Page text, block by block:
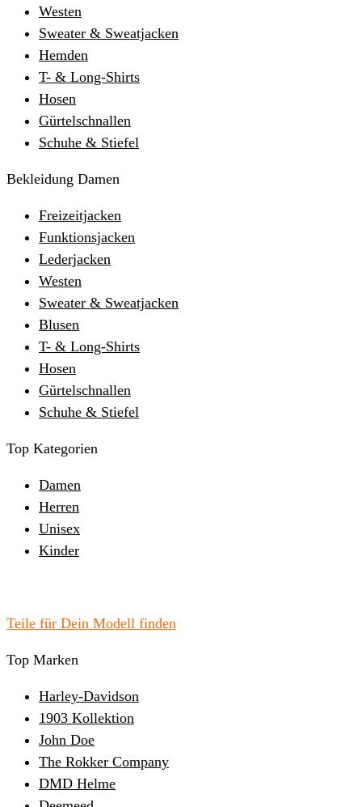
Westen
Sweater & Sweatjacken
Hemden
T- & Long-Shirts
Hosen
Gürtelschnallen
Schuhe & Stiefel
Bekleidung Damen
Freizeitjacken
Funktionsjacken
Lederjacken
Westen
Sweater & Sweatjacken
Blusen
T- & Long-Shirts
Hosen
Gürtelschnallen
Schuhe & Stiefel
Top Kategorien
Damen
Herren
Unisex
Kinder
Teile für Dein Modell finden
Top Marken
Harley-Davidson
1903 Kollektion
John Doe
The Rokker Company
DMD Helme